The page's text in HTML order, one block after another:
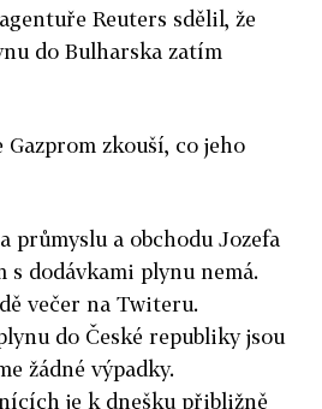
Reuters sdělil, že
do Bulharska zatím
Gazprom zkouší, co jeho
průmyslu a obchodu Jozefa
s dodávkami plynu nemá.
večer na Twiteru.
do České republiky jsou
žádné výpadky.
je k dnešku přibližně